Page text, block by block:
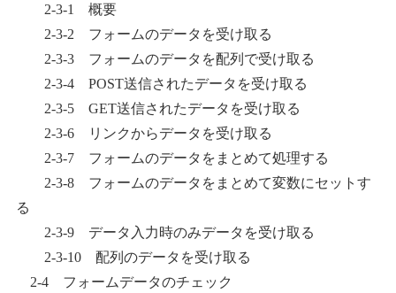
2-3-1 概要
2-3-2 フォームのデータを受け取る
2-3-3 フォームのデータを配列で受け取る
2-3-4 POST送信されたデータを受け取る
2-3-5 GET送信されたデータを受け取る
2-3-6 リンクからデータを受け取る
2-3-7 フォームのデータをまとめて処理する
2-3-8 フォームのデータをまとめて変数にセットす
る
2-3-9 データ入力時のみデータを受け取る
2-3-10 配列のデータを受け取る
2-4 フォームデータのチェック